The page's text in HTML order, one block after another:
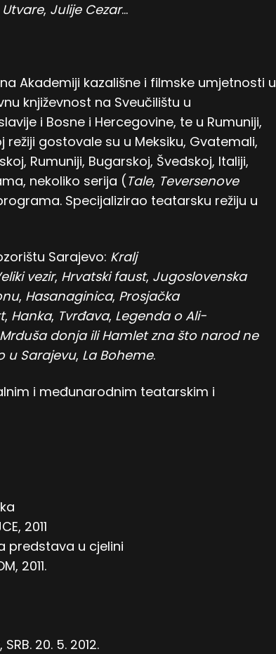
Utvare, Julije Cezar…
Akademiji kazališne i filmske umjetnosti u
književnost na Sveučilištu u
i Bosne i Hercegovine, te u Rumuniji,
režiji gostovale su u Meksiku, Gvatemali,
Rumuniji, Bugarskoj, Švedskoj, Italiji,
nekoliko serija (Tale, Teversenove
Specijalizirao teatarsku režiju u
Sarajevo: Kralj
vezir, Hrvatski faust, Jugoslovenska
, Hasanaginica, Prosjačka
, Hanka, Tvrđava, Legenda o Ali-
donja ili Hamlet zna što narod ne
u Sarajevu, La Boheme.
i međunarodnim teatarskim i
2011
predstava u cjelini
2011.
SRB. 20. 5. 2012.